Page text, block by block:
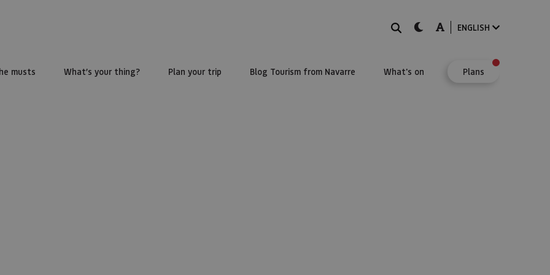
Searchdark-mode
A-modeENGLISH
musts What’s your thing? Plan your trip Blog Tourism from Navarre What's on Plans